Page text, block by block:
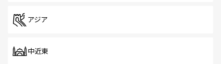
アジア
中近東